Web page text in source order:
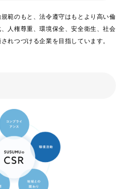
trending_flat
方 trending_flat
範のもと、法令遵守はもとより高い倫
人権尊重、環境保全、安全衛生、社会
れつづける企業を目指しています。